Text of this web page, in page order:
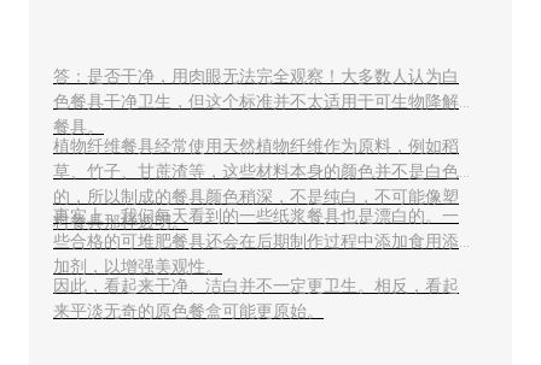
答：是否干净，用肉眼无法完全观察！大多数人认为白
色餐具干净卫生，但这个标准并不太适用于可生物降解
餐具。
植物纤维餐具经常使用天然植物纤维作为原料，例如稻
草、竹子、甘蔗渣等，这些材料本身的颜色并不是白色
的，所以制成的餐具颜色稍深，不是纯白，不可能像塑
料餐具那样透明。
事实上，我们每天看到的一些纸浆餐具也是漂白的。一
些合格的可堆肥餐具还会在后期制作过程中添加食用添
加剂，以增强美观性。
因此，看起来干净、洁白并不一定更卫生。相反，看起
来平淡无奇的原色餐盒可能更原始。